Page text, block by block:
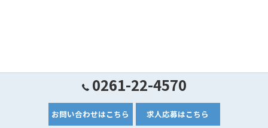
0261-22-4570
お問い合わせはこちら 求人応募はこちら